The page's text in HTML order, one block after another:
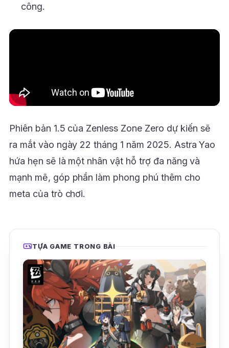
công.
Phiên bản 1.5 của Zenless Zone Zero dự kiến sẽ
ra mắt vào ngày 22 tháng 1 năm 2025. Astra Yao
hứa hẹn sẽ là một nhân vật hỗ trợ đa năng và
mạnh mẽ, góp phần làm phong phú thêm cho
meta của trò chơi.
TỰA GAME TRONG BÀI